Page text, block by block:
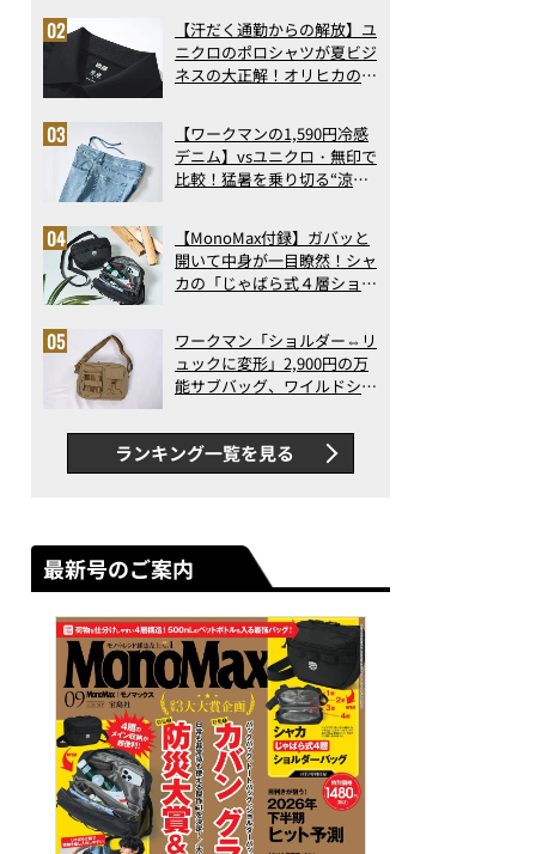
ト3】（2026年6月版）
【汗だく通勤からの解放】ユ
ニクロのポロシャツが夏ビジ
ネスの大正解！オリヒカの透
アの実力
【ワークマンの1,590円冷感
デニム】vsユニクロ・無印で
比較！猛暑を乗り切る“涼感
で決定版
【MonoMax付録】ガバッと
開いて中身が一目瞭然！シャ
カの「じゃばら式４層ショル
った！
ワークマン「ショルダー⇔リ
ュックに変形」2,900円の万
能サブバッグ、ワイルドシン
録…ほか【休日バッグの人気
記事ランキングベスト3】
（2026年6月版）
ランキング一覧を見る
最新号のご案内